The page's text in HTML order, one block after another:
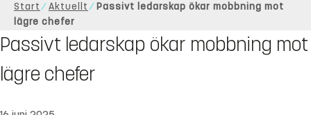
Start Aktuellt
Passivt ledarskap ökar mobbning mot
lägre chefer
Passivt ledarskap ökar mobbning mot
lägre chefer